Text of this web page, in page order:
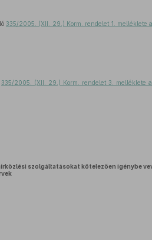
335/2005. (XII. 29.) Korm. rendelet 1. melléklete
335/2005. (XII. 29.) Korm. rendelet 3. melléklete a
szolgáltatásokat kötelezően igénybe